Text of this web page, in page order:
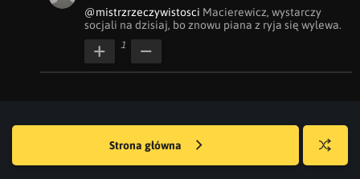
@mistrzrzeczywistosci Macierewicz, wystarczy
socjali na dzisiaj, bo znowu piana z ryja się wylewa.
1
Strona główna